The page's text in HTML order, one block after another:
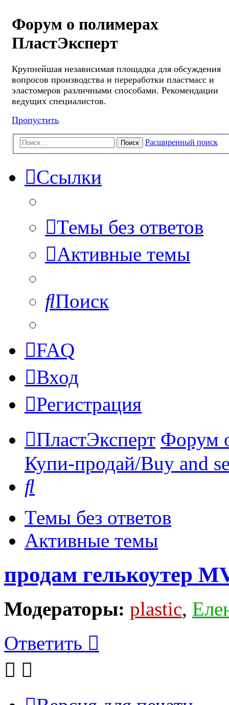
Форум о полимерах
ПластЭксперт
Крупнейшая независимая площадка для обсуждения
вопросов производства и переработки пластмасс и
эластомеров различными способами. Рекомендации
ведущих специалистов.
Пропустить
Поиск Расширенный поиск
Ссылки
Темы без ответов
Активные темы
Поиск
FAQ
Вход
Регистрация
ПластЭксперт Форум
Купи-продай/Buy and
Темы без ответов
Активные темы
продам гелькоутер
Модераторы: plastic,
Ответить